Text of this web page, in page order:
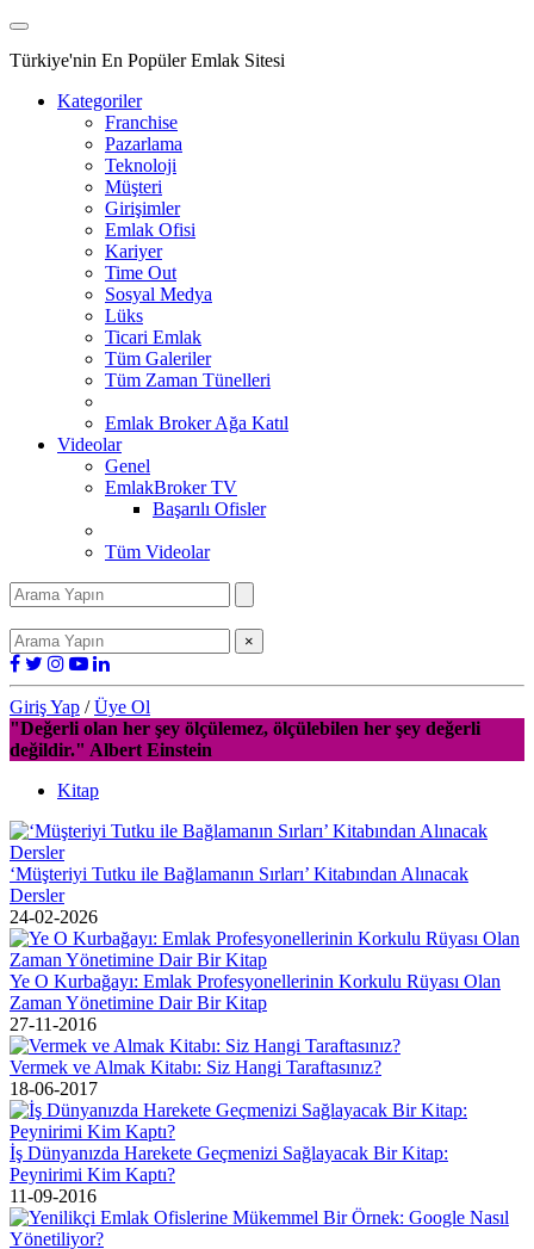
Türkiye'nin En Popüler Emlak Sitesi
Kategoriler
Franchise
Pazarlama
Teknoloji
Müşteri
Girişimler
Emlak Ofisi
Kariyer
Time Out
Sosyal Medya
Lüks
Ticari Emlak
Tüm Galeriler
Tüm Zaman Tünelleri
Emlak Broker Ağa Katıl
Videolar
Genel
EmlakBroker TV
Başarılı Ofisler
Tüm Videolar
×
Giriş Yap /Üye Ol
"Değerli olan her şey ölçülemez, ölçülebilen her şey değerli
değildir." Albert Einstein
Kitap
‘Müşteriyi Tutku ile Bağlamanın Sırları’ Kitabından Alınacak
Dersler
24-02-2026
Ye O Kurbağayı: Emlak Profesyonellerinin Korkulu Rüyası Olan
Zaman Yönetimine Dair Bir Kitap
27-11-2016
Vermek ve Almak Kitabı: Siz Hangi Taraftasınız?
18-06-2017
İş Dünyanızda Harekete Geçmenizi Sağlayacak Bir Kitap:
Peynirimi Kim Kaptı?
11-09-2016